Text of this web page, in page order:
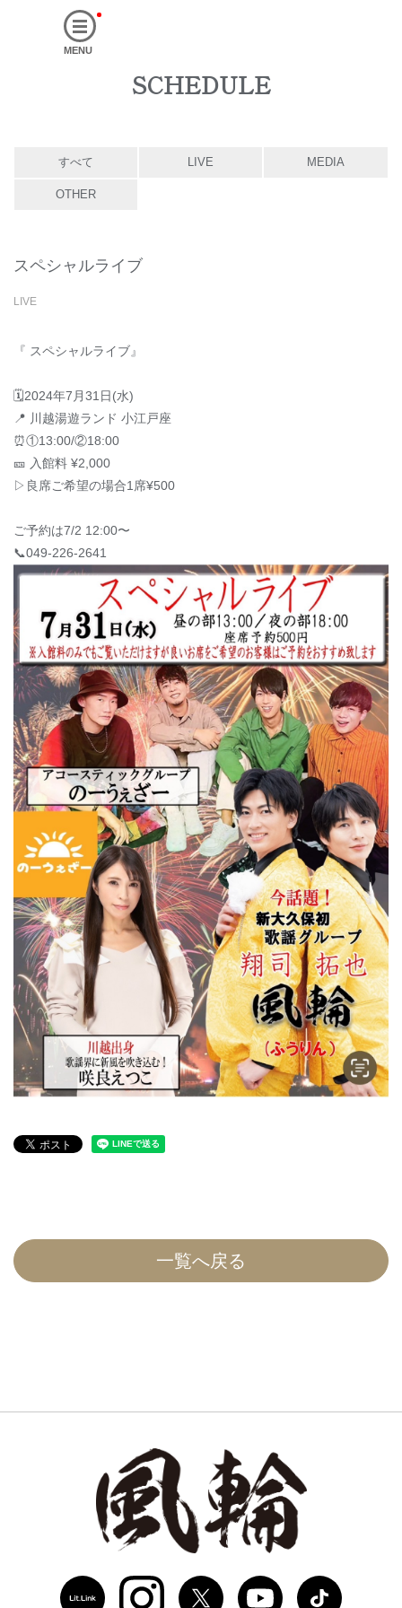
MENU
SCHEDULE
すべて LIVE MEDIA
OTHER
スペシャルライブ
LIVE
『 スペシャルライブ』
🗓2024年7月31日(水)
📍 川越湯遊ランド 小江戸座
⏰①13:00/②18:00
🎫 入館料 ¥2,000
▷良席ご希望の場合1席¥500
ご予約は7/2 12:00〜
📞049-226-2641
一覧へ戻る